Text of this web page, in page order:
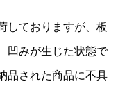
しておりますが、板
凹みが生じた状態で
品された商品に不具